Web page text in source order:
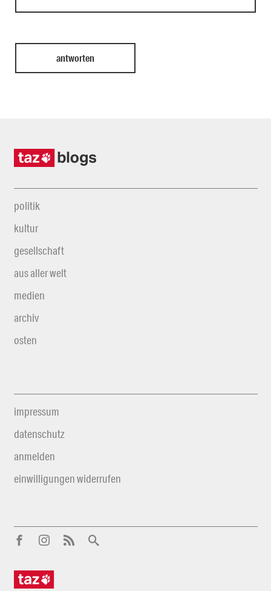
politik
kultur
gesellschaft
aus aller welt
medien
archiv
osten
impressum
datenschutz
anmelden
einwilligungen widerrufen